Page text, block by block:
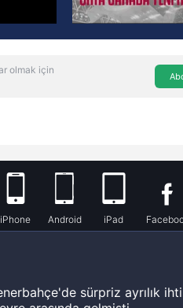
olmak için
iPhone Android iPad
sürpriz ayrılık